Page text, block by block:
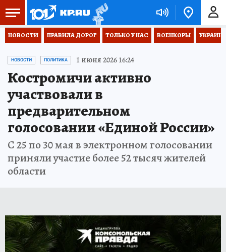
НОВОСТИ ПРАВИЛА ДОРОГ ТОЛЬКО У НАС ВОЕНКОРЫ
НОВОСТИ ПОЛИТИКА 1 июня 2026 16:24
Костромичи активно
участвовали в
предварительном
голосовании «Единой России»
С 25 по 30 мая в электронном голосовании
приняли участие более 52 тысяч жителей
области